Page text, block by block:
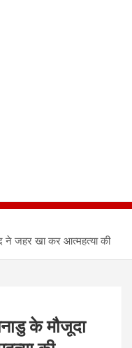
ने जहर खा कर आत्महत्या की
के मौजूदा